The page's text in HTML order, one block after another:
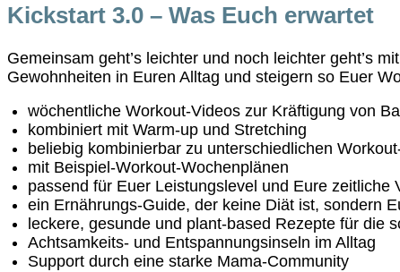
Kickstart 3.0 – Was Euch erwartet
Gemeinsam geht’s leichter und noch leichter geht’s
Gewohnheiten in Euren Alltag und steigern so Euer
wöchentliche Workout-Videos zur Kräftigung von
kombiniert mit Warm-up und Stretching
beliebig kombinierbar zu unterschiedlichen
mit Beispiel-Workout-Wochenplänen
passend für Euer Leistungslevel und Eure zeitliche
ein Ernährungs-Guide, der keine Diät ist, sondern
leckere, gesunde und plant-based Rezepte für die
Achtsamkeits- und Entspannungsinseln im Alltag
Support durch eine starke Mama-Community